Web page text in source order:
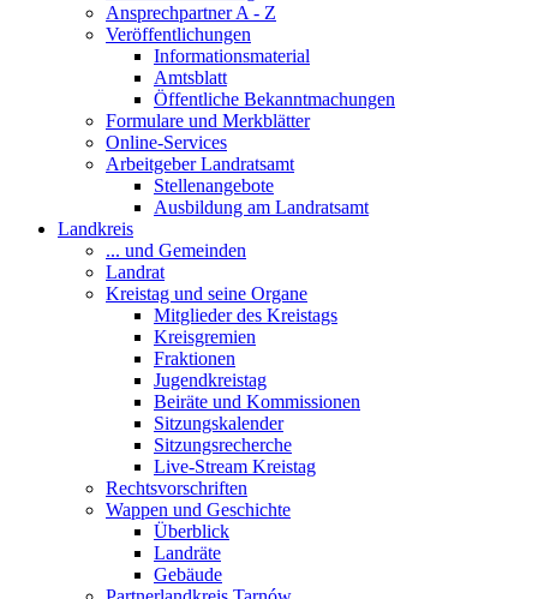
Ansprechpartner A - Z
Veröffentlichungen
Informationsmaterial
Amtsblatt
Öffentliche Bekanntmachungen
Formulare und Merkblätter
Online-Services
Arbeitgeber Landratsamt
Stellenangebote
Ausbildung am Landratsamt
Landkreis
... und Gemeinden
Landrat
Kreistag und seine Organe
Mitglieder des Kreistags
Kreisgremien
Fraktionen
Jugendkreistag
Beiräte und Kommissionen
Sitzungskalender
Sitzungsrecherche
Live-Stream Kreistag
Rechtsvorschriften
Wappen und Geschichte
Überblick
Landräte
Gebäude